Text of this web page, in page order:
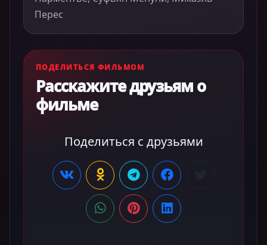
Перес
ПОДЕЛИТЬСЯ ФИЛЬМОМ
Расскажите друзьям о
фильме
Поделиться с друзьями